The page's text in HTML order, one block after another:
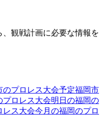
観戦計画に必要な情報を
のプロレス大会予定福岡市
プロレス大会明日の福岡の
レス大会今月の福岡のプロ